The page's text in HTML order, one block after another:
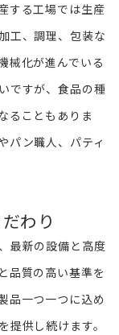
する工場では生産
工、調理、包装な
械化が進んでいる
ですが、食品の種
ることもありま
パン職人、パティ
わり
最新の設備と高度
品質の高い基準を
品一つ一つに込め
供し続けます。